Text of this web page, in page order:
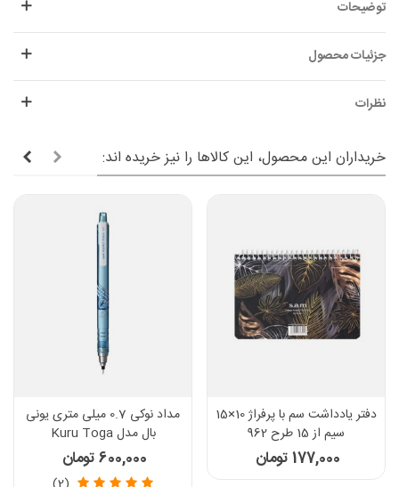
توضیحات
جزئیات محصول
نظرات
خریداران این محصول، این کالاها را نیز خریده اند:
دفتر یادداشت سم با پرفراژ 10×15
سیم از 15 طرح 962
177,000 تومان
مداد نوکی 0.7 میلی متری یونی
بال مدل Kuru Toga
600,000 تومان